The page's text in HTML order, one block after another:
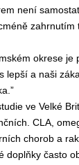
není
okrese
lepší a naši
ve Velké
CLA,
chorob a
doplňky často